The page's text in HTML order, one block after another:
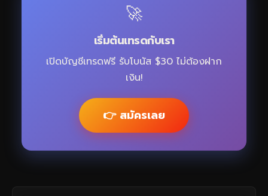
🚀
เริ่มต้นเทรดกับเรา
เปิดบัญชีเทรดฟรี รับโบนัส $30 ไม่ต้องฝาก
เงิน!
👉 สมัครเลย